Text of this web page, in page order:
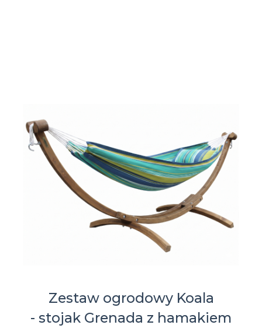
Zestaw ogrodowy Koala
- stojak Grenada z hamakiem